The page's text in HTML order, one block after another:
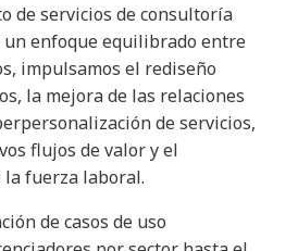
de servicios de consultoría
un enfoque equilibrado entre
impulsamos el rediseño
la mejora de las relaciones
de servicios,
flujos de valor y el
fuerza laboral.
de casos de uso